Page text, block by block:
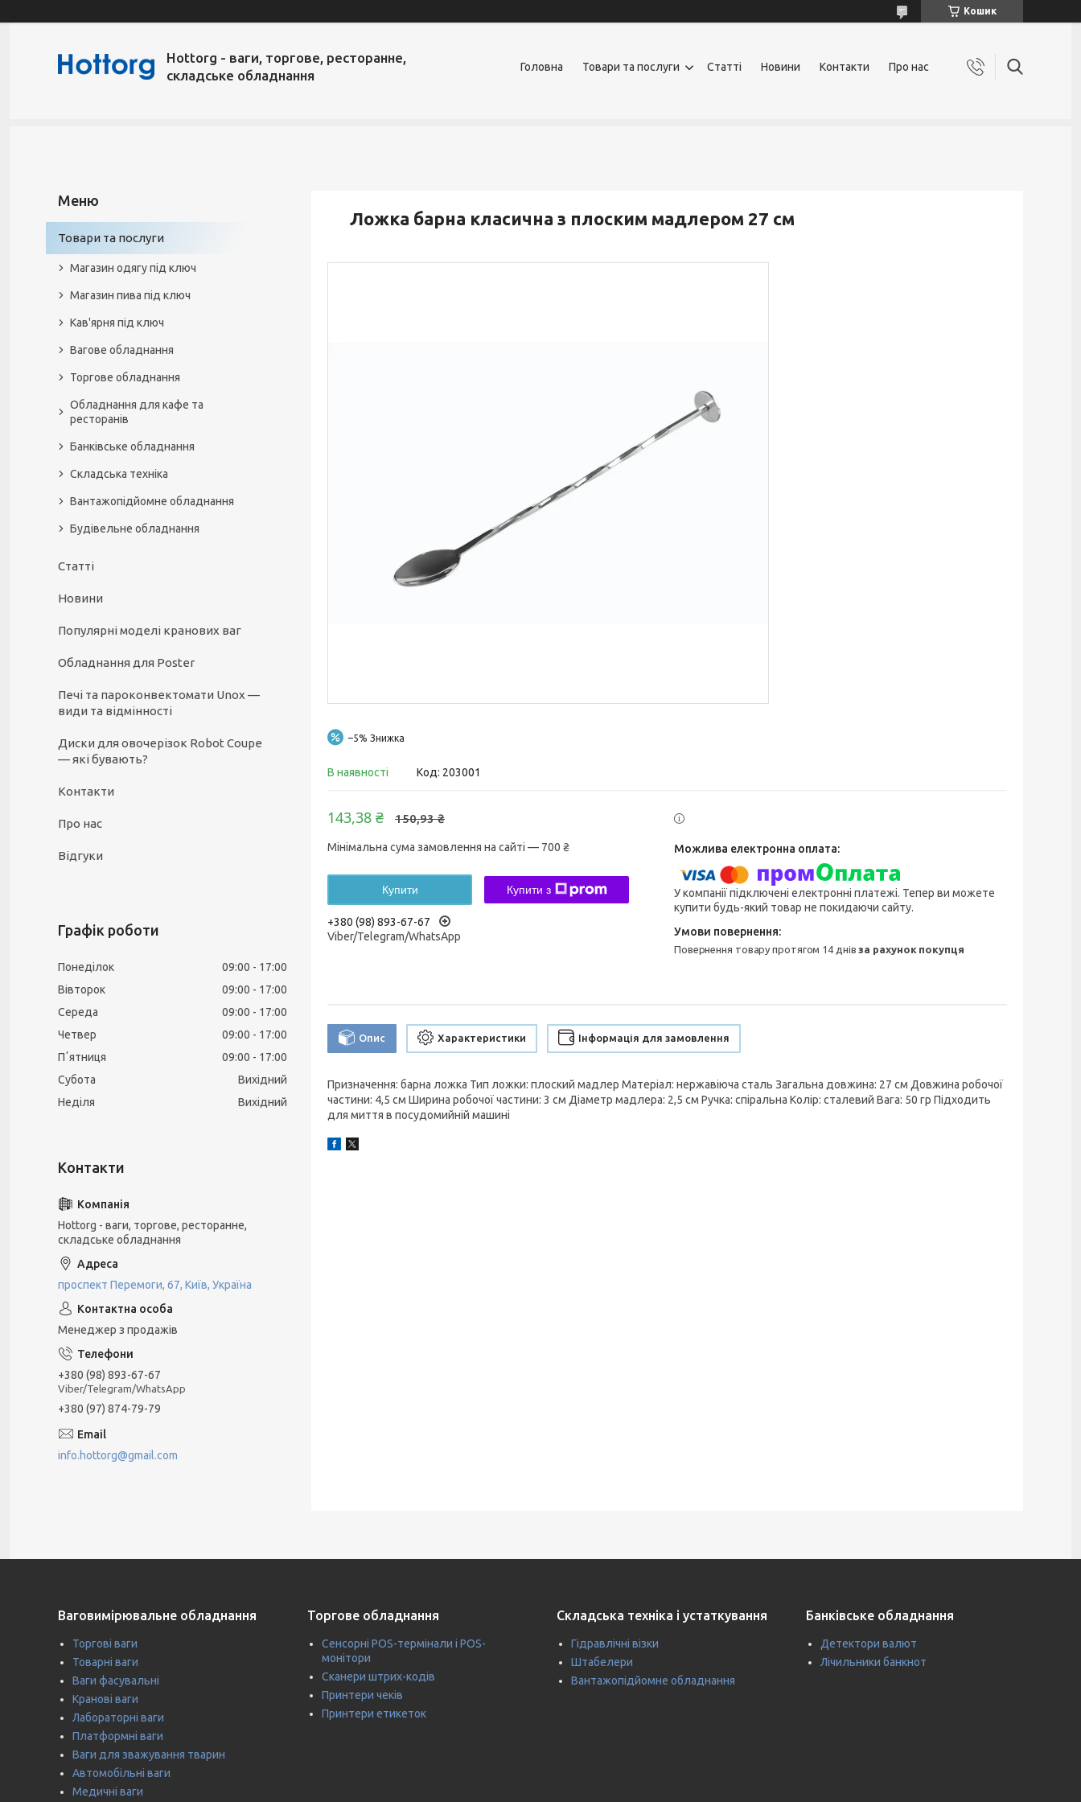
Кошик
Hottorg - ваги, торгове, ресторанне,
складське обладнання
Головна Товари та послуги Статті Новини Контакти Про нас
Ложка барна класична з плоским мадлером 27 см
–5%
В наявності Код: 203001
150,93 ₴
143,38 ₴
Мінімальна сума замовлення на сайті — 700 ₴
Купити Купити з
+380 (98) 893-67-67
Viber/Telegram/WhatsApp
У компанії підключені електронні платежі. Тепер ви можете
купити будь-який товар не покидаючи сайту.
повернення товару протягом 14 днівза рахунок покупця
Опис Характеристики Інформація для замовлення
Призначення: барна ложка Тип ложки: плоский мадлер Матеріал: нержавіюча сталь Загальна довжина: 27 см Довжина робочої
частини: 4,5 см Ширина робочої частини: 3 см Діаметр мадлера: 2,5 см Ручка: спіральна Колір: сталевий Вага: 50 гр Підходить
для миття в посудомийній машині
Товари та послуги
Магазин одягу під ключ
Магазин пива під ключ
Кав'ярня під ключ
Вагове обладнання
Торгове обладнання
Обладнання для кафе та
ресторанів
Банківське обладнання
Складська техніка
Вантажопідйомне обладнання
Будівельне обладнання
Статті
Новини
Популярні моделі кранових ваг
Обладнання для Poster
Печі та пароконвектомати Unox —
види та відмінності
Диски для овочерізок Robot Coupe
— які бувають?
Контакти
Про нас
Відгуки
Графік роботи
Понеділок 09:00
17:00
Вівторок
09:00
17:00
Середа
09:00
17:00
Четвер
09:00
17:00
Пʼятниця
09:00
17:00
Субота
Вихідний
Неділя
Вихідний
Hottorg - ваги, торгове, ресторанне,
складське обладнання
проспект Перемоги, 67, Київ, Україна
Менеджер з продажів
+380 (98) 893-67-67
Viber/Telegram/WhatsApp
+380 (97) 874-79-79
info.hottorg@gmail.com
Ваговимірювальне обладнання
Торгові ваги
Товарні ваги
Ваги фасувальні
Кранові ваги
Лабораторні ваги
Платформні ваги
Ваги для зважування тварин
Автомобільні ваги
Медичні ваги
Торгове обладнання
Сенсорні POS-термінали і POS-
монітори
Сканери штрих-кодів
Принтери чеків
Принтери етикеток
Складська техніка і устаткування
Гідравлічні візки
Штабелери
Вантажопідйомне обладнання
Банківське обладнання
Детектори валют
Лічильники банкнот